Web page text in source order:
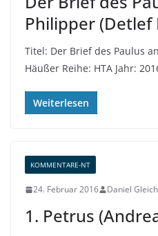
Philipper (Detlef
Titel: Der Brief des Paulus
Häußer Reihe: HTA Jahr:
Weiterlesen
KOMMENTARE-NT
24. Februar 2016 Daniel Gleich
1. Petrus